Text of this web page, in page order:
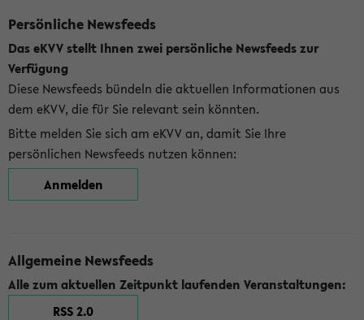
Persönliche Newsfeeds
Das eKVV stellt Ihnen zwei persönliche Newsfeeds zur
Verfügung
Diese Newsfeeds bündeln die aktuellen Informationen aus
dem eKVV, die für Sie relevant sein könnten.
Bitte melden Sie sich am eKVV an, damit Sie Ihre
persönlichen Newsfeeds nutzen können:
Anmelden
Allgemeine Newsfeeds
Alle zum aktuellen Zeitpunkt laufenden Veranstaltungen:
RSS 2.0